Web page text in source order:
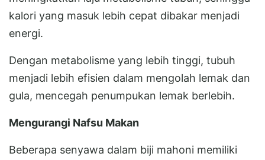
kalori yang masuk lebih cepat dibakar menjadi
energi.
Dengan metabolisme yang lebih tinggi, tubuh
menjadi lebih efisien dalam mengolah lemak dan
gula, mencegah penumpukan lemak berlebih.
Mengurangi Nafsu Makan
Beberapa senyawa dalam biji mahoni memiliki